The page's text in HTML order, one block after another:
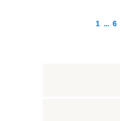
1 ... 6